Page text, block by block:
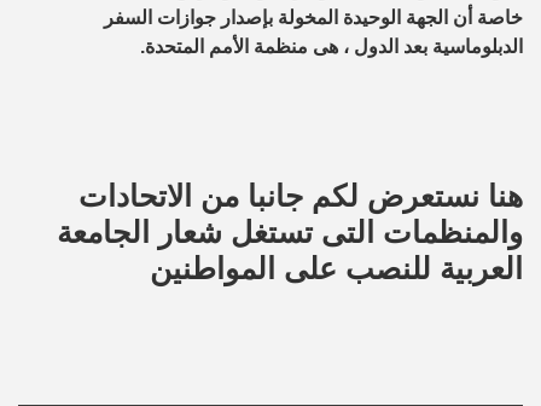
خاصة أن الجهة الوحيدة المخولة بإصدار جوازات السفر
الدبلوماسية بعد الدول ، هى منظمة الأمم المتحدة.
هنا نستعرض لكم جانبا من الاتحادات
والمنظمات التى تستغل شعار الجامعة
العربية للنصب على المواطنين